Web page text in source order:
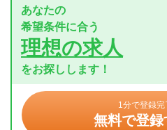
あなたの
希望条件に合う
理想の求人
をお探しします！
1分で登録完
無料で登録